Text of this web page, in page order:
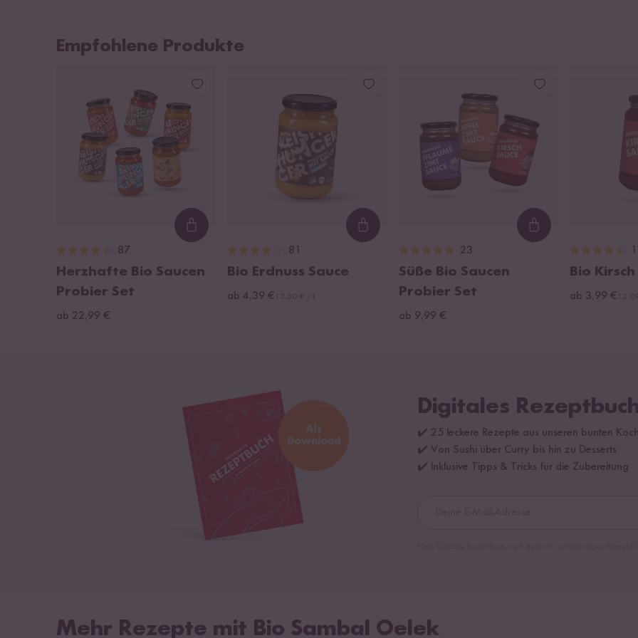
Empfohlene Produkte
Loading...
87
Herzhafte Bio Saucen
Probier Set
ab 22,99 €
Loading...
81
Bio Erdnuss Sauce
ab 4,39 €
Loading...
23
Süße Bio Saucen
Probier Set
ab 9,99 €
Bio
ab 3,99 €
Digitales
✔️ 25 leckere Rezepte aus unseren bunten
✔️ Von Sushi über Curry bis hin zu Desserts
✔️ Inklusive Tipps & Tricks für die Zubereitung
Mehr Rezepte mit Bio Sambal Oelek